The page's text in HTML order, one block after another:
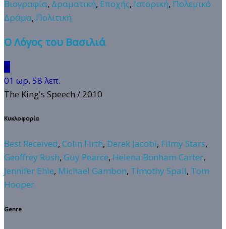
Βιογραφία, Δραματική, Εποχής, Ιστορική, Πολεμικό
Δράμα, Πολιτική
Ο Λόγος του Βασιλιά
⭐
01 ωρ. 58 λεπ.
The King's Speech / 2010
Κυκλοφορία
Best Received, Colin Firth, Derek Jacobi, Filmy Stars,
Geoffrey Rush, Guy Pearce, Helena Bonham Carter,
Jennifer Ehle, Michael Gambon, Timothy Spall, Tom
Hooper
Genre